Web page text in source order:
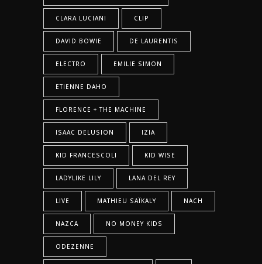
CLARA LUCIANI CLIP
DAVID BOWIE DE LAURENTIS
ELECTRO EMILIE SIMON
ETIENNE DAHO
FLORENCE + THE MACHINE
ISAAC DELUSION IZIA
KID FRANCESCOLI KID WISE
LADYLIKE LILY LANA DEL REY
LIVE MATHIEU SAÏKALY NACH
NAZCA NO MONEY KIDS
ODEZENNE